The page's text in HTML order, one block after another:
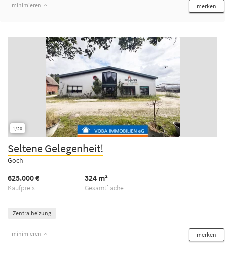
minimieren merken
1/20
Seltene Gelegenheit!
Goch
Kaufpreis
625.000 €
Gesamtfläche
324 m²
Zentralheizung
minimieren merken